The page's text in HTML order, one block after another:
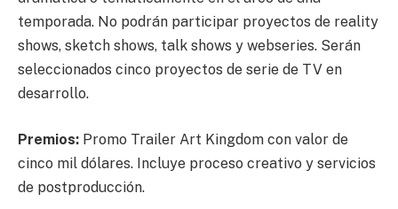
temporada. No podrán participar proyectos de reality
shows, sketch shows, talk shows y webseries. Serán
seleccionados cinco proyectos de serie de TV en
desarrollo.
Premios: Promo Trailer Art Kingdom con valor de
cinco mil dólares. Incluye proceso creativo y servicios
de postproducción.